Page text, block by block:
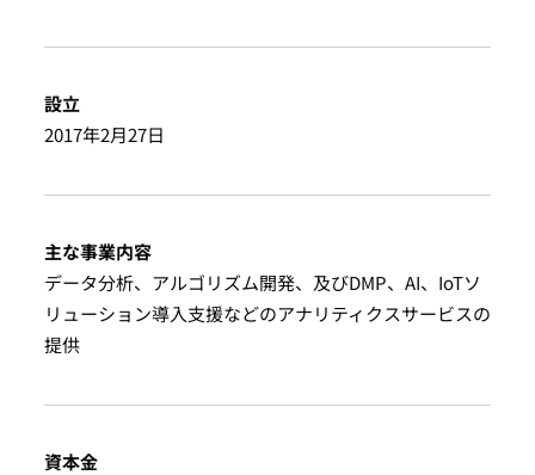
設立
2017年2月27日
主な事業内容
データ分析、アルゴリズム開発、 及びDMP、AI、IoTソ
リューション導入支援などのアナリティクスサービスの
提供
資本金